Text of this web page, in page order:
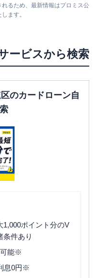
駅前むじんくんコーナー
速区難波中１丁目１８-１
：00
：00
るため、最新情報はプロミス公
ます。
ービスから検索
のカードローン自
1,000ポイント分のV
件あり
可能※
息0円※